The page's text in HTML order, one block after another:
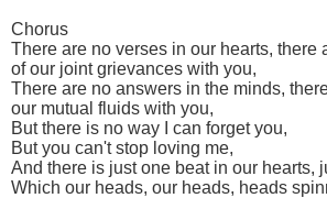
Chorus
There are no verses in our hearts, there
of our joint grievances with you,
There are no answers in the minds,
our mutual fluids with you,
But there is no way I can forget you,
But you can't stop loving me,
And there is just one beat in our hearts,
Which our heads, our heads, heads